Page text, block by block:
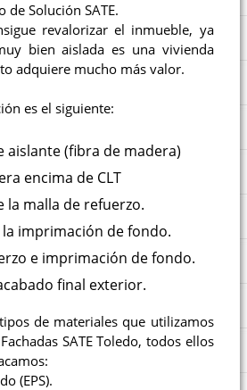
Solución SATE.
revalorizar el inmueble, ya
bien aislada es una vivienda
adquiere mucho más valor.
es el siguiente:
aislante (fibra de madera)
encima de CLT
la malla de refuerzo.
imprimación de fondo.
e imprimación de fondo.
final exterior.
de materiales que utilizamos
SATE Toledo, todos ellos
(EPS).